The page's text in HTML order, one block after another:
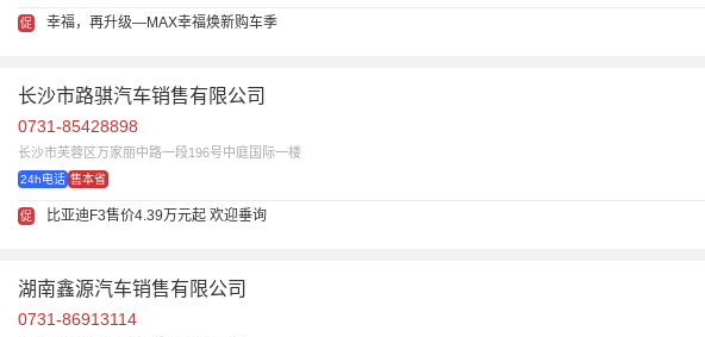
促 幸福，再升级—MAX幸福焕新购车季
长沙市路骐汽车销售有限公司
0731-85428898
长沙市芙蓉区万家丽中路一段196号中庭国际一楼
24h电话 售本省
促 比亚迪F3售价4.39万元起 欢迎垂询
湖南鑫源汽车销售有限公司
0731-86913114